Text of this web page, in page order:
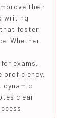
their
writing
that foster
Whether
exams,
proficiency,
dynamic
clear